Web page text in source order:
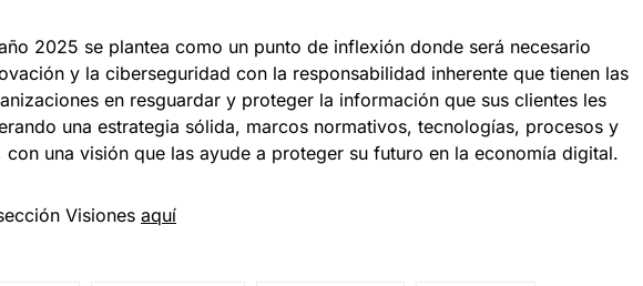
2025 se plantea como un punto de inflexión donde será necesario
y la ciberseguridad con la responsabilidad inherente que tienen las
en resguardar y proteger la información que sus clientes les
una estrategia sólida, marcos normativos, tecnologías, procesos y
con una visión que las ayude a proteger su futuro en la economía digital.
Visiones aquí